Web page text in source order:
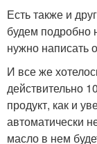
Есть также и
будем подробно
нужно написать
И все же
действительно
продукт, как и
автоматически
масло в нем